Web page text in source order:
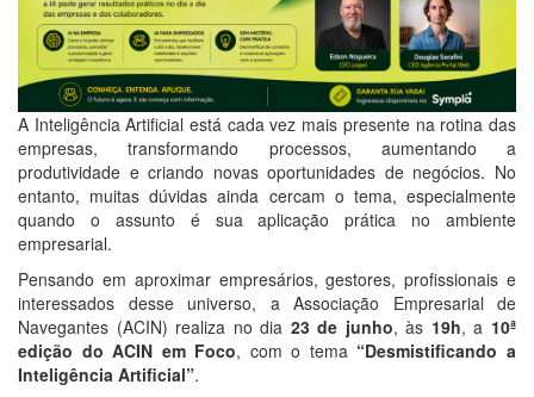
A Inteligência Artificial está cada vez mais presente na rotina das
empresas, transformando processos, aumentando a
produtividade e criando novas oportunidades de negócios. No
entanto, muitas dúvidas ainda cercam o tema, especialmente
quando o assunto é sua aplicação prática no ambiente
empresarial.
Pensando em aproximar empresários, gestores, profissionais e
interessados desse universo, a Associação Empresarial de
Navegantes (ACIN) realiza no dia 23 de junho, às 19h, a 10ª
edição do ACIN em Foco, com o tema “Desmistificando a
Inteligência Artificial”.